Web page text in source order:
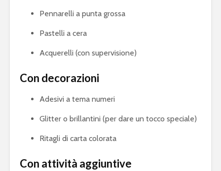
Pennarelli a punta grossa
Pastelli a cera
Acquerelli (con supervisione)
Con decorazioni
Adesivi a tema numeri
Glitter o brillantini (per dare un tocco speciale)
Ritagli di carta colorata
Con attività aggiuntive